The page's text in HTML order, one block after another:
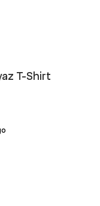
T-Shirt